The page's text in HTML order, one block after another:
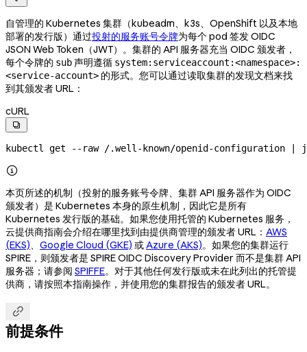
自管理的 Kubernetes 集群（kubeadm、k3s、OpenShift 以及本地
部署的发行版）通过投射的服务账号令牌为每个 pod 签发 OIDC
JSON Web Token（JWT）。集群的 API 服务器充当 OIDC 颁发者，
每个令牌的 sub声明遵循 system:serviceaccount:<namespace>:
<service-account> 的形式。您可以通过读取集群的发现文档来找
到其颁发者 URL：
cURL

kubectl get --raw /.well-known/openid-configuration

本页所述的机制（投射的服务账号令牌、集群 API 服务器作为 OIDC
颁发者）是 Kubernetes 本身的原生机制，因此它是所有
Kubernetes 发行版的基础。如果您使用托管的 Kubernetes 服务，
云提供商指南会介绍在哪里找到由提供商管理的颁发者 URL： AWS
(EKS)、 Google Cloud (GKE) 或Azure (AKS)。如果您的集群运行
SPIRE，则颁发者是 SPIRE OIDC Discovery Provider 而不是集群 API
服务器；请参阅 SPIFFE。对于其他任何发行版或未在此列出的托管提
供商，请按照本指南操作，并使用您的集群报告的颁发者 URL。

前提条件